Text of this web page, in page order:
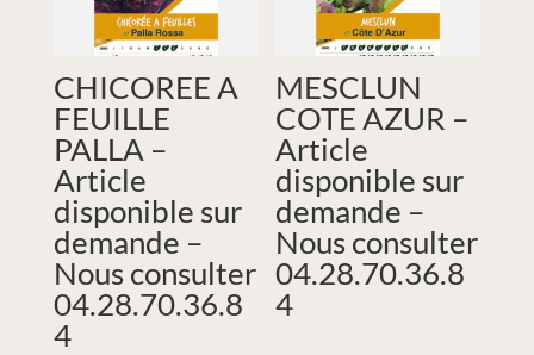
CHICOREE A
FEUILLE
PALLA –
Article
disponible sur
demande –
Nous consulter
04.28.70.36.8
4
MESCLUN
COTE AZUR –
Article
disponible sur
demande –
Nous consulter
04.28.70.36.8
4